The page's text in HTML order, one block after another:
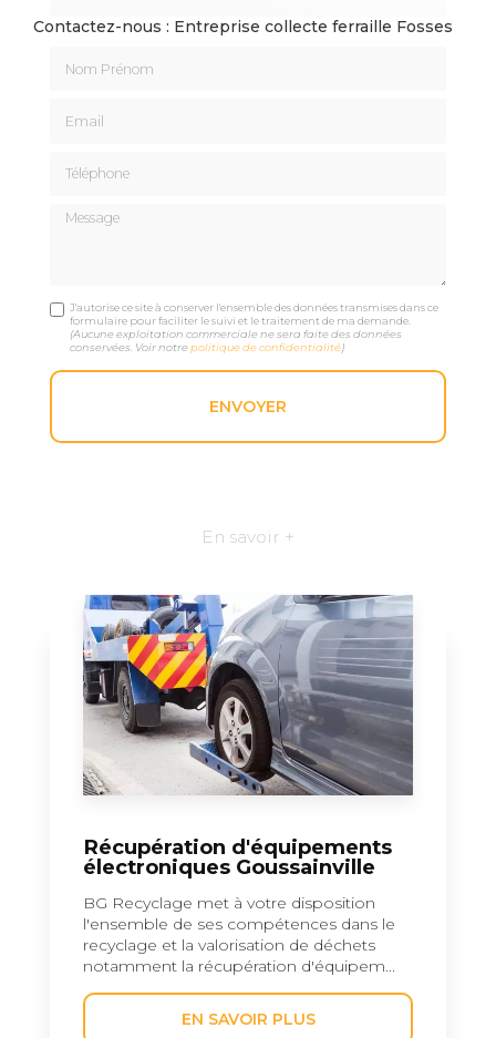
Contactez-nous : Entreprise collecte ferraille Fosses
Message
J'autorise ce site à conserver l'ensemble des données transmises dans ce
formulaire pour faciliter le suivi et le traitement de ma demande.
(Aucune exploitation commerciale ne sera faite des données
conservées. Voir notrepolitique de confidentialité)
En savoir +
Récupération d'équipements
électroniques Goussainville
BG Recyclage met à votre disposition
l'ensemble de ses compétences dans le
recyclage et la valorisation de déchets
notamment la récupération d'équipem...
EN SAVOIR PLUS